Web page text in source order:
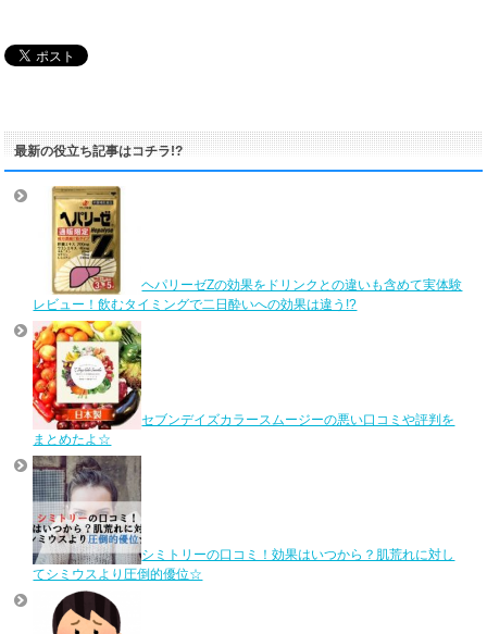
最新の役立ち記事はコチラ!?
ヘパリーゼZの効果をドリンクとの違いも含めて実体験
レビュー！飲むタイミングで二日酔いへの効果は違う!?
セブンデイズカラースムージーの悪い口コミや評判を
まとめたよ☆
シミトリーの口コミ！効果はいつから？肌荒れに対し
てシミウスより圧倒的優位☆